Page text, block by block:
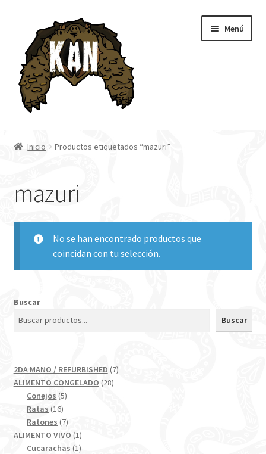
navegación
contenido
Menú
Blog
Inicio Productos etiquetados “mazuri”
mazuri
No se han encontrado productos que
coincidan con tu selección.
Buscar
Buscar
2DA MANO / REFURBISHED 77
ALIMENTO CONGELADO 2828
Conejos 55
Ratas 1616
productos
Ratones 77
productos
ALIMENTO VIVO 11
producto
Cucarachas 11